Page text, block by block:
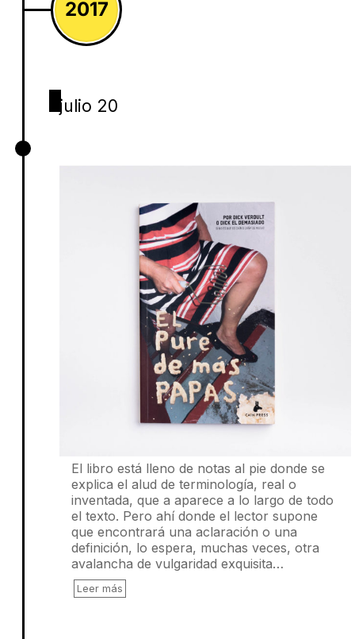
2017
julio 20
El libro está lleno de notas al pie donde se
explica el alud de terminología, real o
inventada, que a aparece a lo largo de todo
el texto. Pero ahí donde el lector supone
que encontrará una aclaración o una
definición, lo espera, muchas veces, otra
avalancha de vulgaridad exquisita…
Leer más